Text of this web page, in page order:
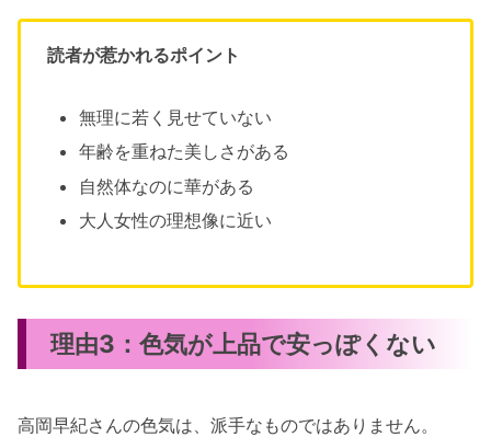
読者が惹かれるポイント
無理に若く見せていない
年齢を重ねた美しさがある
自然体なのに華がある
大人女性の理想像に近い
理由3：色気が上品で安っぽくない
高岡早紀さんの色気は、派手なものではありません。